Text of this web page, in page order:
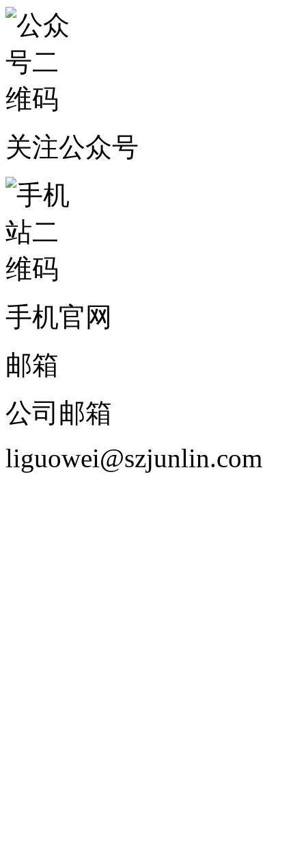
关注公众号
手机官网
邮箱
公司邮箱
liguowei@szjunlin.com